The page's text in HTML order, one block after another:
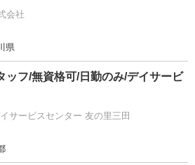
会社
県
ッフ/無資格可/日勤のみ/デイサービ
サービスセンター 友の里三田